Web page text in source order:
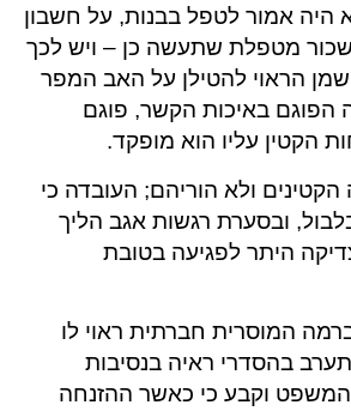
היה אמור לטפל בבנות, על חשבון
מטפלת שתעשה כן – ויש לכך
הראוי להטילן על האב המפר
הפוגם באיכות הקשר, פוגם
הקטין עליו הוא מופקד.
ולא הוריהם; העובדה כי
ובסערת רגשות אגב הליך
היתר לפגיעה בטובת
המוסרית חברתית ראוי לו
בהסדרי ראיה בנסיבות
וקבע כי כאשר ההזנחה